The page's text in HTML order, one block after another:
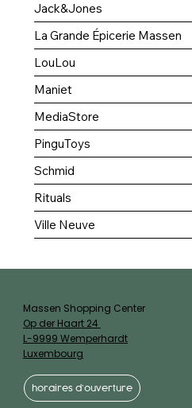
Jack&Jones
La Grande Épicerie Massen
LouLou
Maniet
MediaStore
PinguToys
Schmid
Rituals
Ville Neuve
Massen Shopping Center
Op der Haart 24
L-9999 Wemperhardt
Luxembourg
horaires d’ouverture